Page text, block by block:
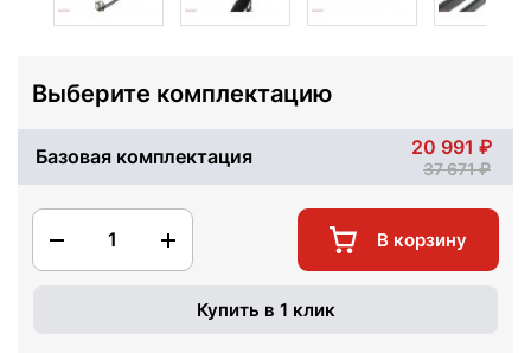
Выберите комплектацию
Базовая комплектация 20 991
37 671
1 В корзину
Купить в 1 клик